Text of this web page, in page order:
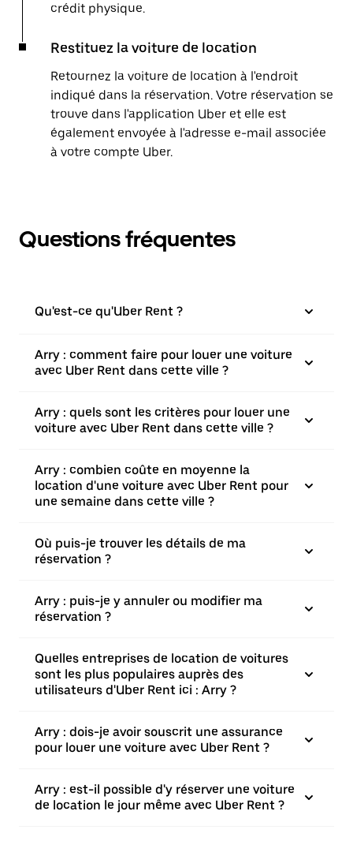
crédit physique.
Restituez la voiture de location
Retournez la voiture de location à l'endroit
indiqué dans la réservation. Votre réservation se
trouve dans l'application Uber et elle est
également envoyée à l'adresse e-mail associée
à votre compte Uber.
Questions fréquentes
Qu'est-ce qu'Uber Rent ?
Arry : comment faire pour louer une voiture
avec Uber Rent dans cette ville ?
Arry : quels sont les critères pour louer une
voiture avec Uber Rent dans cette ville ?
Arry : combien coûte en moyenne la
location d'une voiture avec Uber Rent pour
une semaine dans cette ville ?
Où puis-je trouver les détails de ma
réservation ?
Arry : puis-je y annuler ou modifier ma
réservation ?
Quelles entreprises de location de voitures
sont les plus populaires auprès des
utilisateurs d'Uber Rent ici : Arry ?
Arry : dois-je avoir souscrit une assurance
pour louer une voiture avec Uber Rent ?
Arry : est-il possible d'y réserver une voiture
de location le jour même avec Uber Rent ?